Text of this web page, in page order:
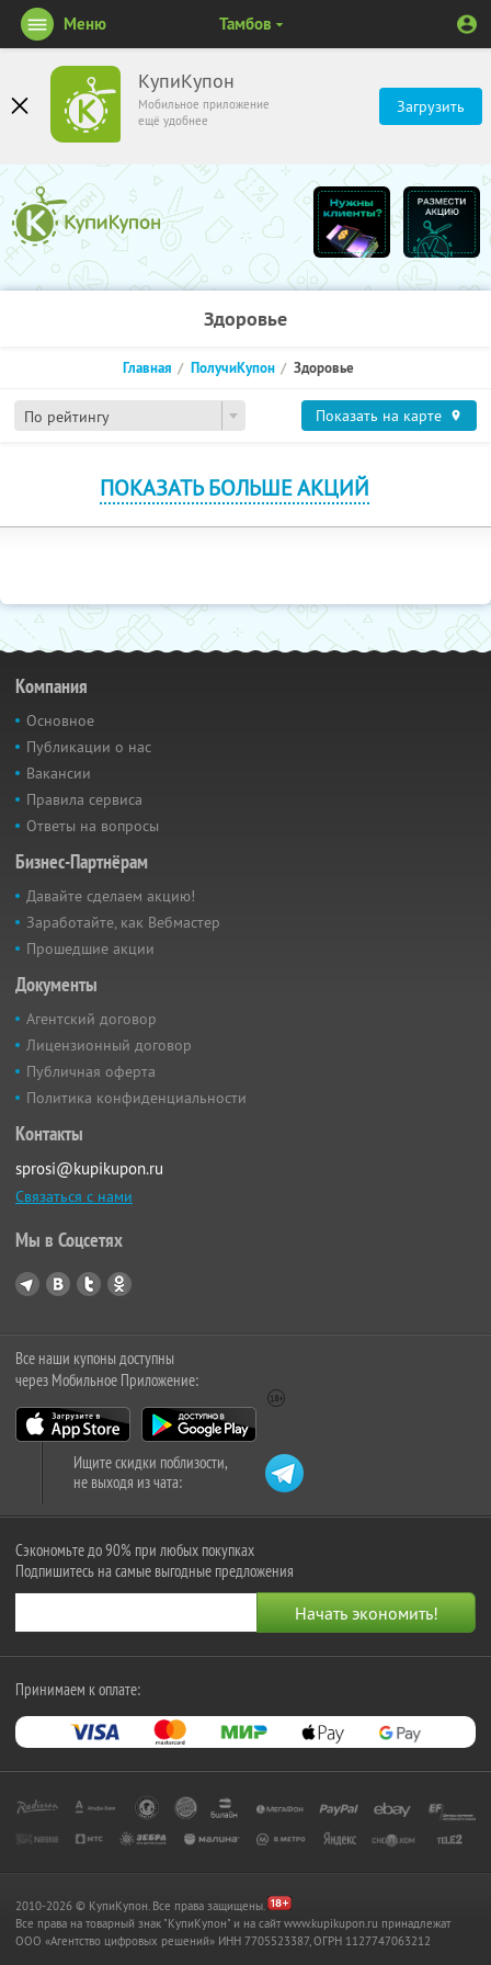
КупиКупон
Мобильное приложение
ещё удобнее
Загрузить
Меню Тамбов
Здоровье
По рейтингу
Главная ПолучиКупон Здоровье
Показать на карте
ПОКАЗАТЬ БОЛЬШЕ АКЦИЙ
Компания
Основное
Публикации о нас
Вакансии
Правила сервиса
Ответы на вопросы
Бизнес-Партнёрам
Давайте сделаем акцию!
Заработайте, как Вебмастер
Прошедшие акции
Документы
Агентский договор
Лицензионный договор
Публичная оферта
Политика конфиденциальности
Контакты
sprosi@kupikupon.ru
Связаться с нами
Мы в Соцсетях
Все наши купоны доступны
через Мобильное Приложение:
Ищите скидки поблизости,
не выходя из чата:
Сэкономьте до 90% при любых покупках
Подпишитесь на самые выгодные предложения
Принимаем к оплате:
2010-2026 © КупиКупон. Все права защищены.
Все права на товарный знак "КупиКупон" и на сайт www.kupikupon.ru принадлежат
OOO «Агентство цифровых решений» ИНН 7705523387, ОГРН 1127747063212